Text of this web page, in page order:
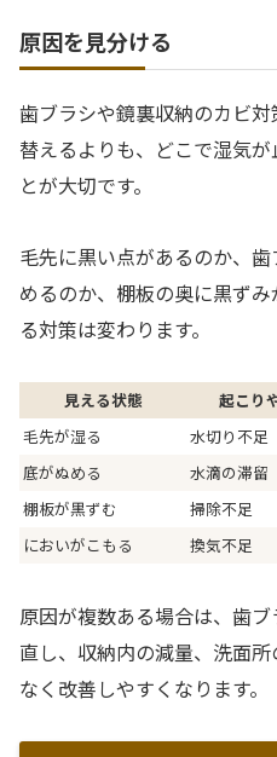
原因を見分ける
歯ブラシや鏡裏収納のカビ
替えるよりも、どこで湿気
とが大切です。
毛先に黒い点があるのか、
めるのか、棚板の奥に黒ず
る対策は変わります。
見える状態 起こり
毛先が湿る
水切り不足
底がぬめる
水滴の滞留
棚板が黒ずむ
掃除不足
においがこもる
換気不足
原因が複数ある場合は、歯
直し、収納内の減量、洗面
なく改善しやすくなります。